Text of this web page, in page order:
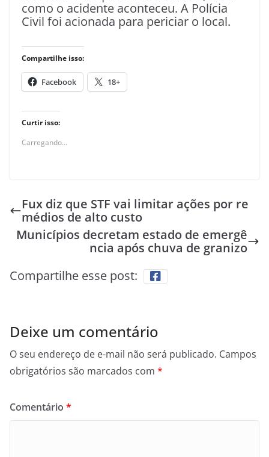
como o acidente aconteceu. A Polícia
Civil foi acionada para periciar o local.
Compartilhe isso:
Facebook 18+
Curtir isso:
Carregando...
Fux diz que STF vai limitar ações por re
médios de alto custo
Municípios decretam estado de emergê
ncia após chuva de granizo
Compartilhe esse post:
Deixe um comentário
O seu endereço de e-mail não será publicado. Campos
obrigatórios são marcados com *
Comentário *